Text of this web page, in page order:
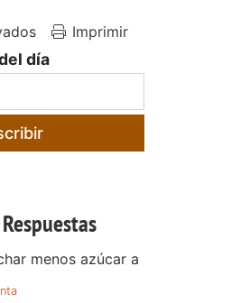
Imprimir
día
menos azúcar a